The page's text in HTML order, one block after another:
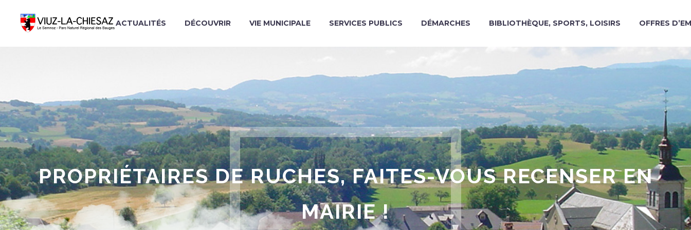
ACTUALITÉS DÉCOUVRIR VIE MUNICIPALE SERVICES PUBLICS DÉMARCHES BIBLIOTHÈQUE, SPORTS, LOISIRS OFFRES
PROPRIÉTAIRES DE RUCHES, FAITES-VOUS RECENSER EN
MAIRIE !